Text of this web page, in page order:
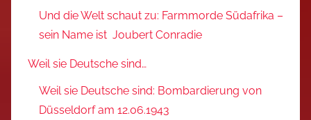
Und die Welt schaut zu: Farmmorde Südafrika –
sein Name ist Joubert Conradie
Weil sie Deutsche sind…
Weil sie Deutsche sind: Bombardierung von
Düsseldorf am 12.06.1943